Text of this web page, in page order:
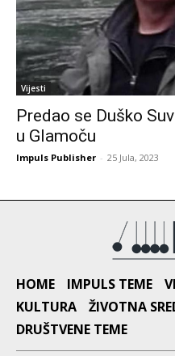
Vijesti
Predao se Duško
u Glamoču
Impuls Publisher - 25 Jula, 2023
HOME IMPULS TEME
KULTURA
ŽIVOTNA
DRUŠTVENE TEME